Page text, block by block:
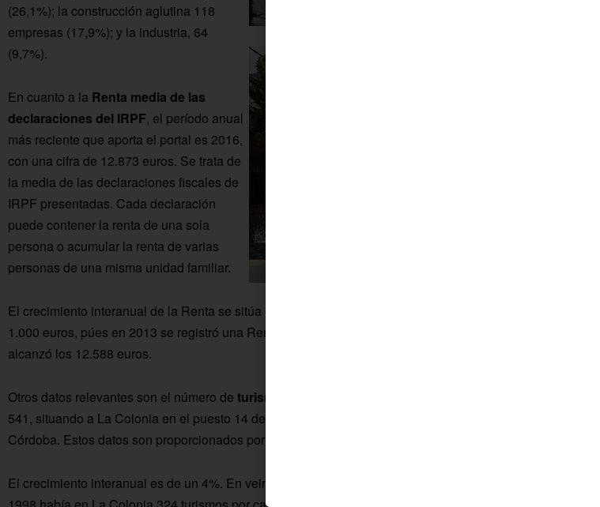
(26,1%); la construcción aglutina 118
empresas (17,9%); y la industria, 64
(9,7%).
En cuanto a la Renta media de las
declaraciones del IRPF, el período anual
más reciente que aporta el portal es 2016,
con una cifra de 12.873 euros. Se trata de
la media de las declaraciones fiscales de
IRPF presentadas. Cada declaración
puede contener la renta de una sola
persona o acumular la renta de varias
personas de una misma unidad familiar.
El crecimiento interanual de la Renta se sitúa en un 2,3%. En tres año ha habido un incremento de casi
1.000 euros, púes en 2013 se registró una Renta media de 11.899 euros. En 2014 llegó a 11.967 y en 2015
alcanzó los 12.588 euros.
Otros datos relevantes son el número de turismos por cada 1.000 habitantes
541, situando a La Colonia en el puesto 14 de entre los 75 municipios entonces de la provincia de
Córdoba. Estos datos son proporcionados por la Dirección General de Tráfico y el INE.
El crecimiento interanual es de un 4%. En veinte años la cifra ha subido casi en 200 unidades, púes en